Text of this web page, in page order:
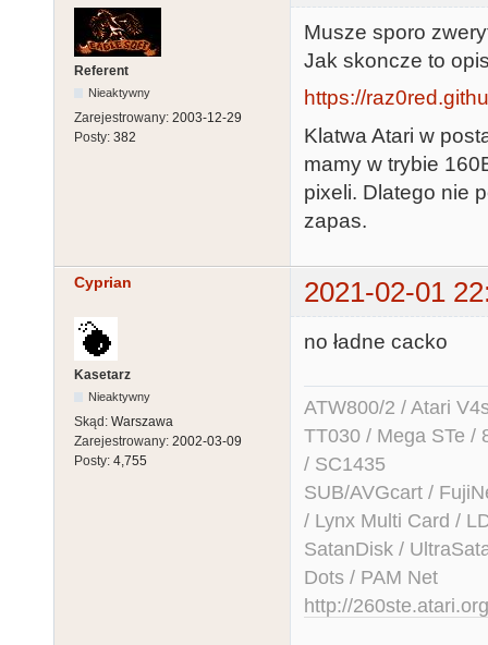
Referent
Nieaktywny
Zarejestrowany: 2003-12-29
Posty: 382
Musze sporo
Jak skoncze to
https://
Klatwa Atari w
mamy w trybie
pixeli. Dlatego nie
zapas.
Cyprian 2021-02-01
Kasetarz
Nieaktywny
Skąd: Warszawa
Zarejestrowany: 2002-03-09
Posty: 4,755
no ładne cacko
ATW800/2 / Atari
TT030 / Mega STe /
/ SC1435
SUB/AVGcart /
/ Lynx Multi Card /
SatanDisk /
Dots / PAM Net
http://260ste.atari.org